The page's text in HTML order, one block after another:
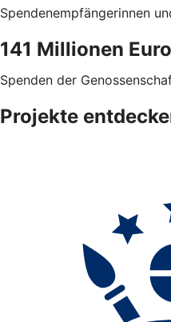
Spendenempfängerinnen
141 Millionen Euro
Spenden der
Projekte